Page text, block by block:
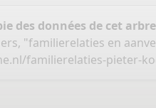
des données de cet
"familierelaties en
familierelaties-pieter-